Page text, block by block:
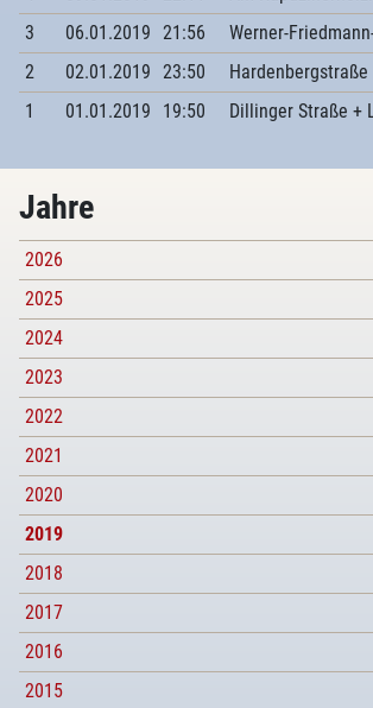
3
06.01.2019 21:56
Werner-
2
02.01.2019 23:50
Hardenbergstraße
1
01.01.2019 19:50 Dillinger Straße +
Jahre
2026
2025
2024
2023
2022
2021
2020
2019
2018
2017
2016
2015